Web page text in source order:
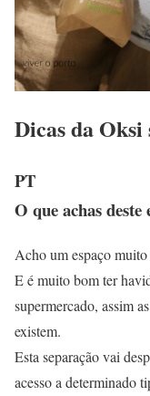
Dicas da
PT
O que achas
Acho um espaço
E é muito bom ter
supermercado, assim
existem.
Esta separação vai
acesso a determinado